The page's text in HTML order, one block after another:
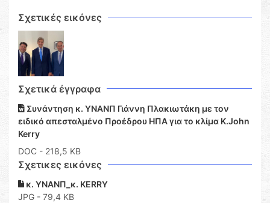
Σχετικές εικόνες
Σχετικά έγγραφα
Συνάντηση κ. ΥΝΑΝΠ Γιάννη Πλακιωτάκη με τον
ειδικό απεσταλμένο Προέδρου ΗΠΑ για το κλίμα K.John
Kerry
DOC - 218,5 KB
Σχετικες εικόνες
κ. ΥΝΑΝΠ_κ. ΚERRY
JPG - 79,4 KB